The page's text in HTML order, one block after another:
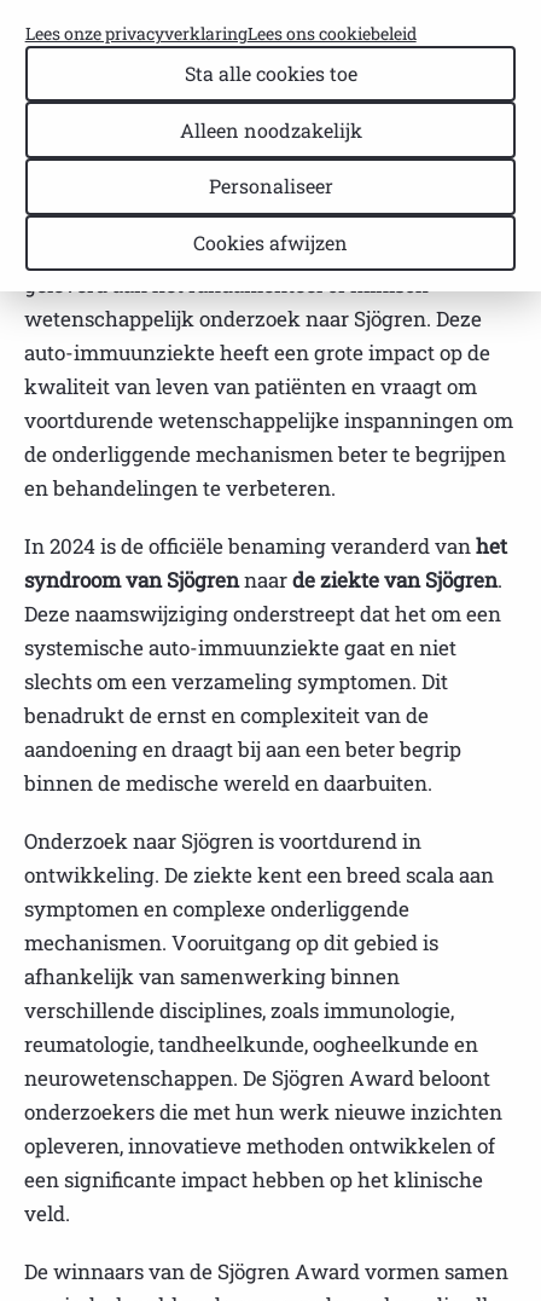
Award
sinds 2012
aan een
onderzoeker die een bijzondere bijdrage heeft
wetenschappelijk onderzoek naar Sjögren. Deze
auto-immuunziekte heeft een grote impact op de
kwaliteit van leven van patiënten en vraagt om
voortdurende wetenschappelijke inspanningen om
de onderliggende mechanismen beter te begrijpen
en behandelingen te verbeteren.
In 2024 is de officiële benaming veranderd van het
syndroom van Sjögrennaarde ziekte van Sjögren.
Deze naamswijziging onderstreept dat het om een
systemische auto-immuunziekte gaat en niet
slechts om een verzameling symptomen. Dit
benadrukt de ernst en complexiteit van de
aandoening en draagt bij aan een beter begrip
binnen de medische wereld en daarbuiten.
Onderzoek naar Sjögren is voortdurend in
ontwikkeling. De ziekte kent een breed scala aan
symptomen en complexe onderliggende
mechanismen. Vooruitgang op dit gebied is
afhankelijk van samenwerking binnen
verschillende disciplines, zoals immunologie,
reumatologie, tandheelkunde, oogheelkunde en
neurowetenschappen. De Sjögren Award beloont
onderzoekers die met hun werk nieuwe inzichten
opleveren, innovatieve methoden ontwikkelen of
een significante impact hebben op het klinische
veld.
De winnaars van de Sjögren Award vormen samen
Lees onze privacyverklaringLees ons cookiebeleid
Sta alle cookies toe
Alleen noodzakelijk
Personaliseer
Cookies afwijzen